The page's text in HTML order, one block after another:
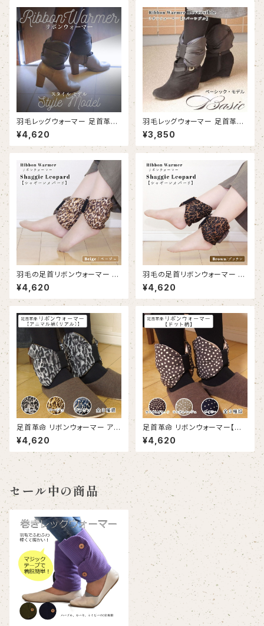
羽毛レッグウォーマー 足首革命
®リボンウォーマー【スタイルモ
デル】足首 冷え対策 日本製｜D
own RIBBON-warmer【Styl
¥4,620
羽毛レッグウォーマー 足首革命
®リボンウォーマー【ベーシック
モデル】足首 冷え対策 日本製｜
Down Ribbon-warmer 【Ba
¥3,850
羽毛の足首リボンウォーマー シ
ャギーレオパード：ベージュ | RI
BBON-warmer Shaggie Le
opard : Beige
¥4,620
羽毛の足首リボンウォーマー シ
ャギーレオパード：ブラウン｜RI
BBON-warmer Shaggie leo
pard : Brown
¥4,620
足首革命 リボンウォーマー アニ
マル柄（リアル）｜RIBBON-wa
rmer Animal pattern : real
¥4,620
足首革命 リボンウォーマー【ドッ
ト柄】｜RIBBON--warmer 【D
ot pattern】
¥4,620
セール中の商品